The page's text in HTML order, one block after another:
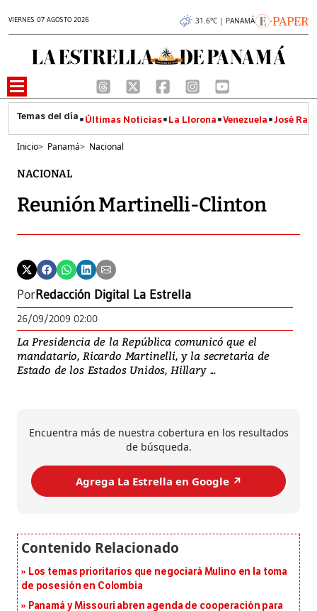
VIERNES 07 AGOSTO 2026 31.6°C | PANAMÁ
Últimas Noticias La Llorona Venezuela José
Inicio> Panamá> Nacional
NACIONAL
Reunión Martinelli-Clinton
PorRedacción Digital La Estrella
26/09/2009 02:00
La Presidencia de la República comunicó que el
mandatario, Ricardo Martinelli, y la secretaria de
Estado de los Estados Unidos, Hillary ...
Encuentra más de nuestra cobertura en los resultados
de búsqueda.
Agrega La Estrella en Google ↗️
Los temas prioritarios que negociará Mulino en la toma
de posesión en Colombia
Panamá y Missouri abren agenda de cooperación para